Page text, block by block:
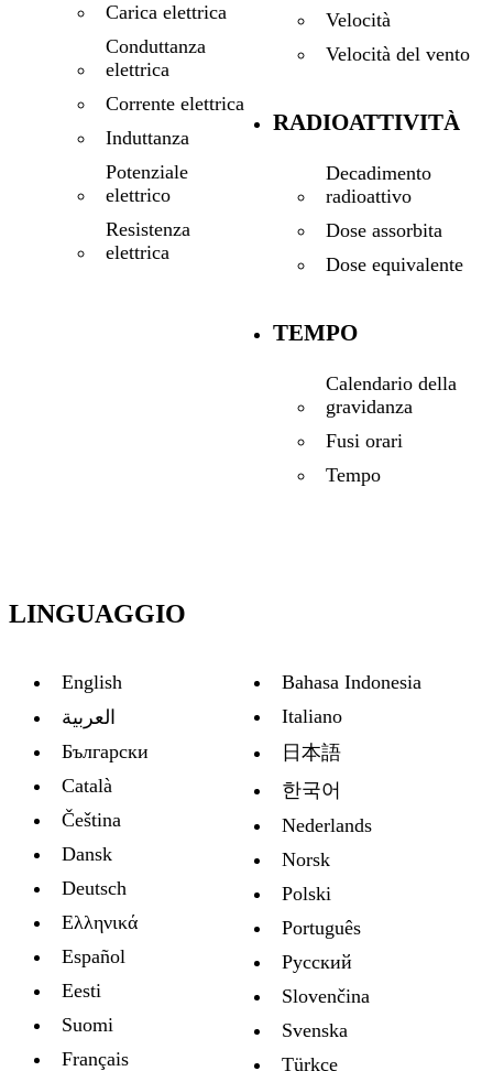
Carica elettrica
Conduttanza
elettrica
Corrente elettrica
Induttanza
Potenziale
elettrico
Resistenza
elettrica
Velocità
Velocità del vento
RADIOATTIVITÀ
Decadimento
radioattivo
Dose assorbita
Dose equivalente
TEMPO
Calendario della
gravidanza
Fusi orari
Tempo
LINGUAGGIO
English
العربية
Български
Català
Čeština
Dansk
Deutsch
Ελληνικά
Español
Eesti
Suomi
Français
Bahasa Indonesia
Italiano
日本語
한국어
Nederlands
Norsk
Polski
Português
Русский
Slovenčina
Svenska
Türkçe